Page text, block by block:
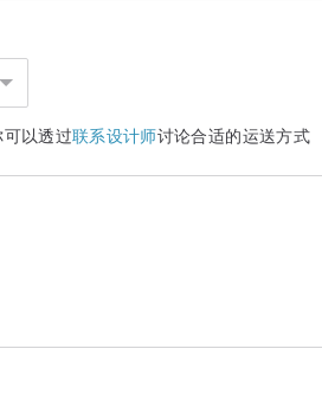
任何消息，拍下后传讯给我便可以。一
以透过联系设计师讨论合适的运送方式